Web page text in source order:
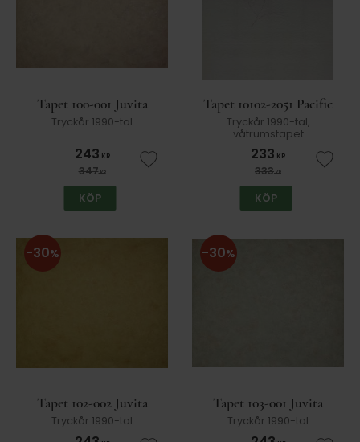
Tapet 100-001 Juvita
Tryckår 1990-tal
243 KR
347KR Lägg till i favoriter
KÖP
Tapet 10102-2051 Pacific
Tryckår 1990-tal,
våtrumstapet
233 KR
333KR Lägg
KÖP
Tapet 102-002 Juvita
Tryckår 1990-tal
30%
Tapet 103-001 Juvita
Tryckår 1990-tal
30%